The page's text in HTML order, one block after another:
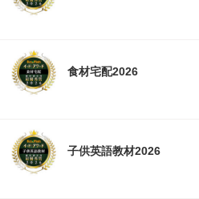
食材宅配2026
子供英語教材2026